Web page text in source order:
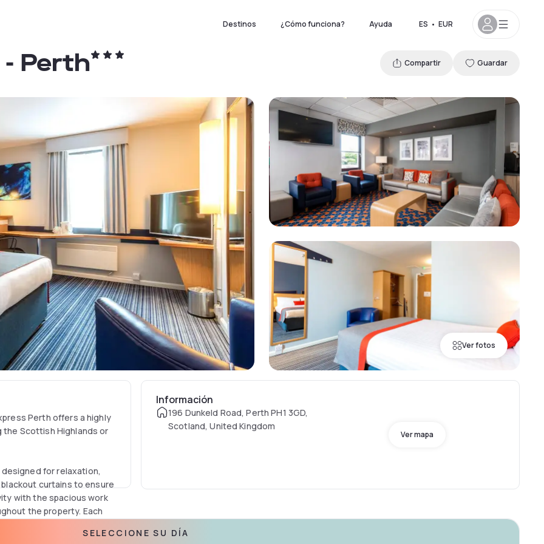
Destinos ¿Cómo funciona? Ayuda ES • EUR
Ver fotos
Perth Compartir Guardar
Perth offers a highly
Scottish Highlands or
for relaxation,
curtains to ensure
with the spacious work
the property. Each
The private en-suite
Información
196 Dunkeld Road, Perth PH1 3GD,
Scotland, United Kingdom
Ver mapa
SELECCIONE SU DÍA